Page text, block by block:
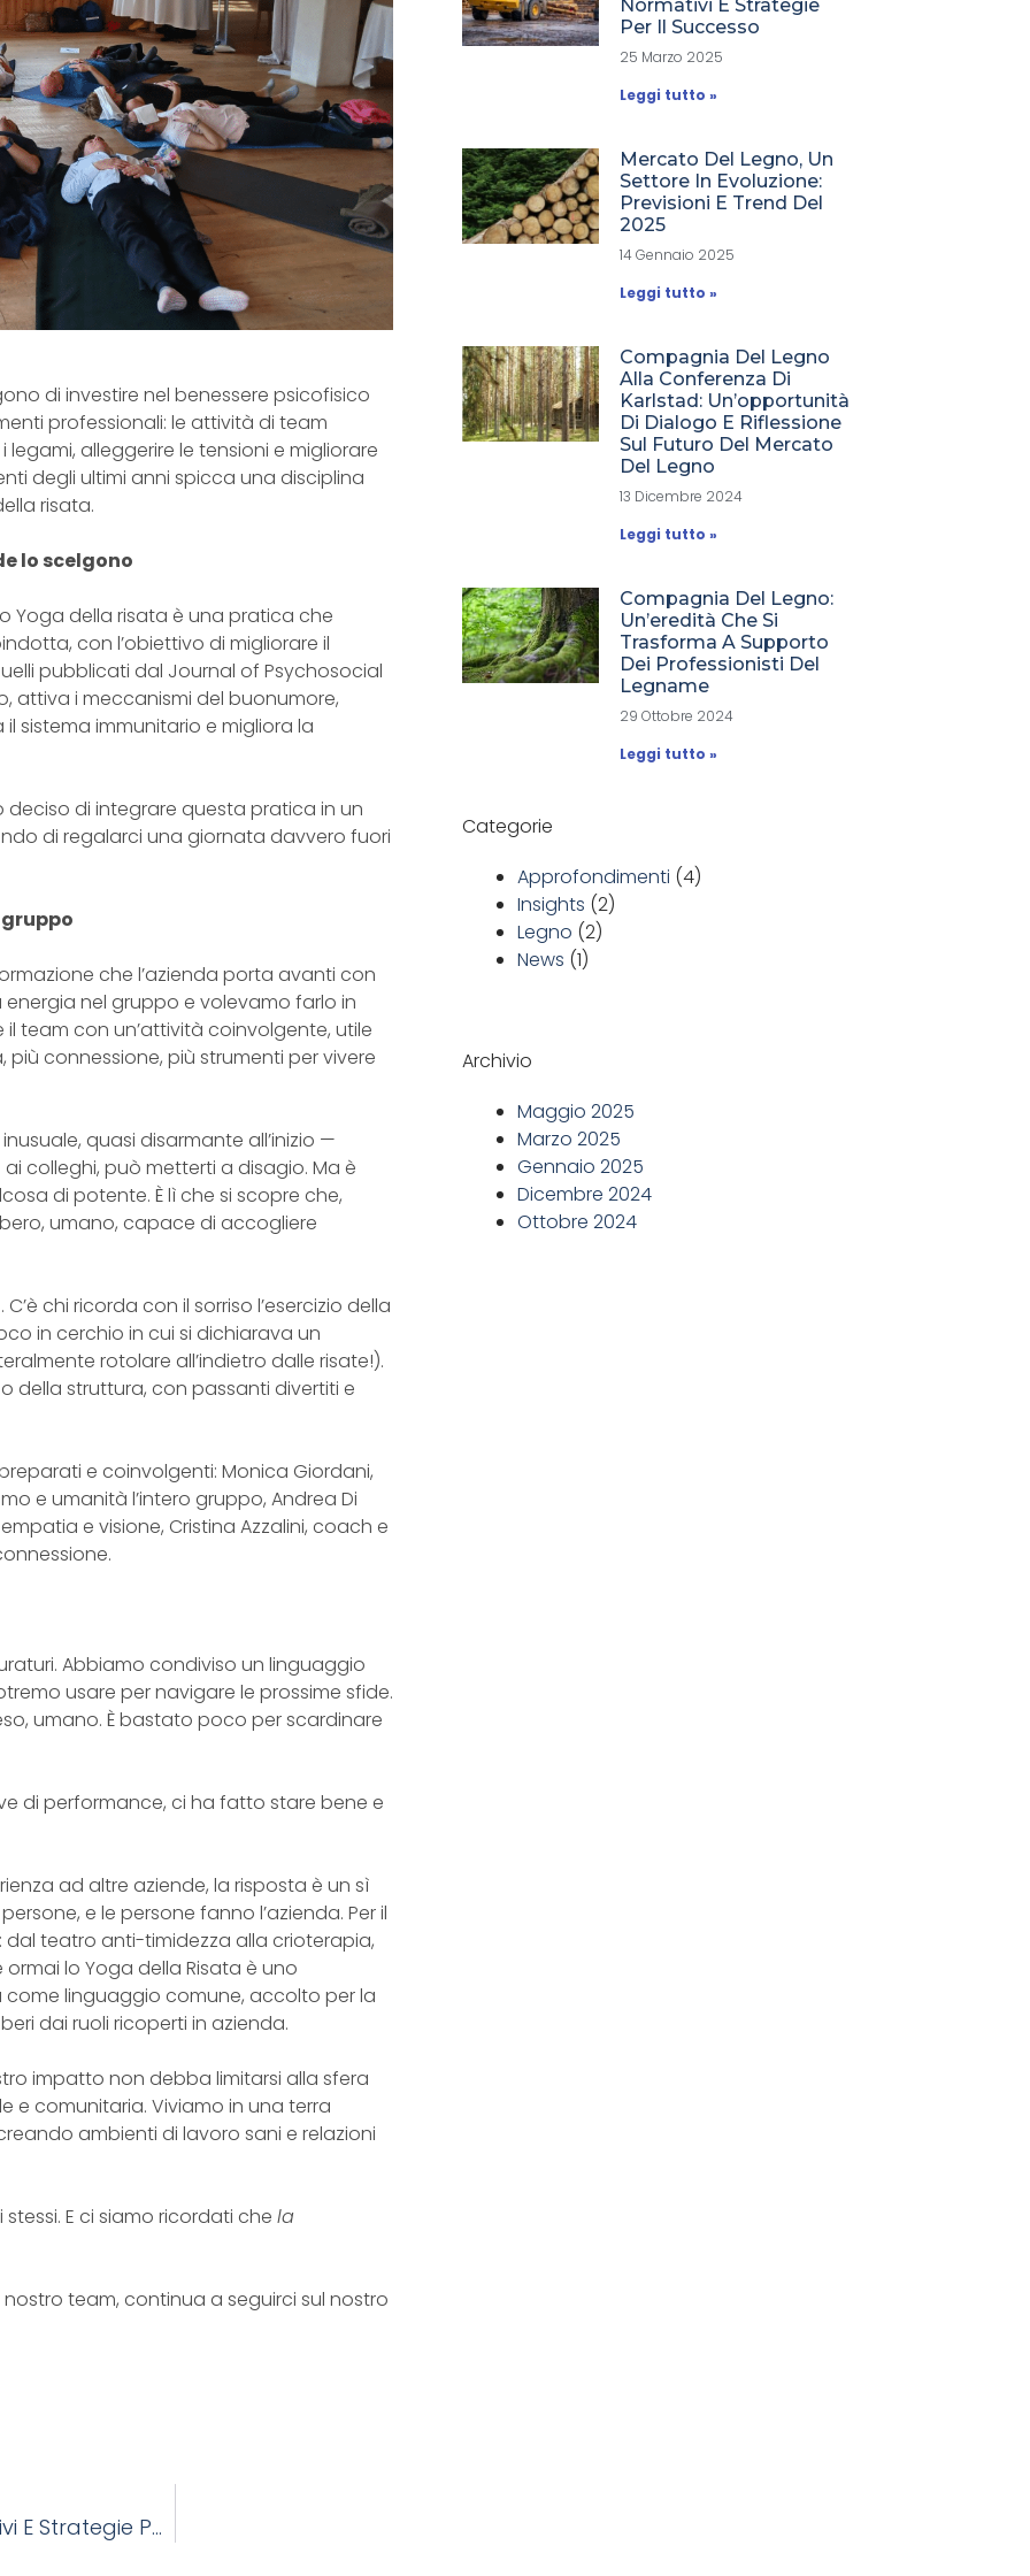
di investire nel benessere psicofisico
professionali: le attività di team
alleggerire le tensioni e migliorare
degli ultimi anni spicca una disciplina
risata.
lo scelgono
Yoga della risata è una pratica che
con l’obiettivo di migliorare il
pubblicati dal Journal of Psychosocial
attiva i meccanismi del buonumore,
sistema immunitario e migliora la
di integrare questa pratica in un
di regalarci una giornata davvero fuori
che l’azienda porta avanti con
nel gruppo e volevamo farlo in
team con un’attività coinvolgente, utile
connessione, più strumenti per vivere
quasi disarmante all’inizio —
colleghi, può metterti a disagio. Ma è
di potente. È lì che si scopre che,
umano, capace di accogliere
chi ricorda con il sorriso l’esercizio della
in cerchio in cui si dichiarava un
rotolare all’indietro dalle risate!).
della struttura, con passanti divertiti e
e coinvolgenti: Monica Giordani,
e umanità l’intero gruppo, Andrea Di
e visione, Cristina Azzalini, coach e
Abbiamo condiviso un linguaggio
usare per navigare le prossime sfide.
umano. È bastato poco per scardinare
di performance, ci ha fatto stare bene e
ad altre aziende, la risposta è un sì
e le persone fanno l’azienda. Per il
teatro anti-timidezza alla crioterapia,
lo Yoga della Risata è uno
linguaggio comune, accolto per la
dai ruoli ricoperti in azienda.
impatto non debba limitarsi alla sfera
e comunitaria. Viviamo in una terra
ambienti di lavoro sani e relazioni
E ci siamo ricordati che la
team, continua a seguirci sul nostro
Normativi E Strategie
Per Il Successo
25 Marzo 2025
Leggi tutto »
Mercato Del Legno, Un
Settore In Evoluzione:
Previsioni E Trend Del
2025
14 Gennaio 2025
Leggi tutto »
Compagnia Del Legno
Alla Conferenza Di
Karlstad: Un’opportunità
Di Dialogo E Riflessione
Sul Futuro Del Mercato
Del Legno
13 Dicembre 2024
Leggi tutto »
Compagnia Del Legno:
Un’eredità Che Si
Trasforma A Supporto
Dei Professionisti Del
Legname
29 Ottobre 2024
Leggi tutto »
Categorie
Approfondimenti (4)
Insights (2)
Legno (2)
News (1)
Archivio
Maggio 2025
Marzo 2025
Gennaio 2025
Dicembre 2024
Ottobre 2024
Esportare Legno In Europa: Tra Requisiti Normativi E Strategie Per Il Successo